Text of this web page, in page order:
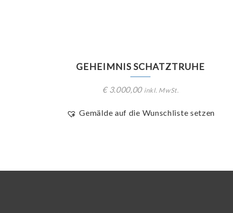
GEHEIMNIS SCHATZTRUHE
€3.000,00 inkl. MwSt.
Gemälde auf die Wunschliste setzen